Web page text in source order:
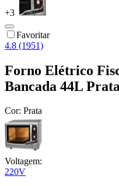
+3
Favoritar
4.8 (1951)
Forno Elétrico
Bancada 44L
Cor: Prata
Voltagem:
220V